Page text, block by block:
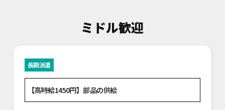
ミドル歓迎
長期派遣
【高時給1450円】部品の供給